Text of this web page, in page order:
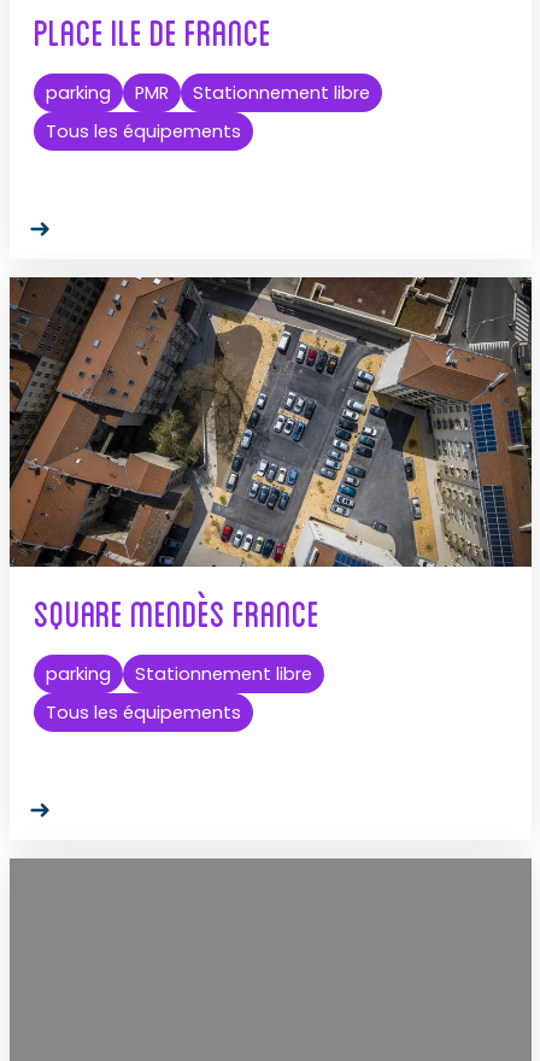
Place Ile de France
parking PMR
Stationnement libre
Tous les équipements
Square Mendès France
parking
Stationnement libre
Tous les équipements